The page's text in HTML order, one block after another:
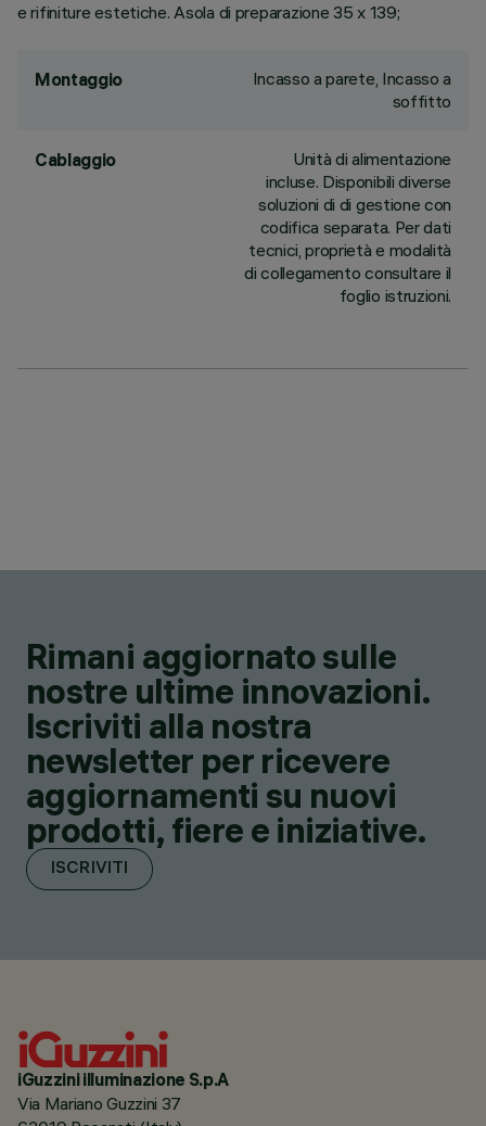
e rifiniture estetiche. Asola di preparazione 35 x 139;
Montaggio
Incasso a parete, Incasso a
soffitto
Cablaggio
Unità di alimentazione
incluse. Disponibili diverse
soluzioni di di gestione con
codifica separata. Per dati
tecnici, proprietà e modalità
di collegamento consultare il
foglio istruzioni.
Rimani aggiornato sulle
nostre ultime innovazioni.
Iscriviti alla nostra
newsletter per ricevere
aggiornamenti su nuovi
prodotti, fiere e iniziative.
ISCRIVITI
iGuzzini illuminazione S.p.A
Via Mariano Guzzini 37